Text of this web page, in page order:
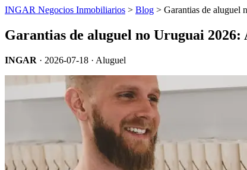
INGAR Negocios Inmobiliarios > Blog > Garantias de
Garantias de aluguel no Uruguai 2026:
INGAR · 2026-07-18 · Aluguel